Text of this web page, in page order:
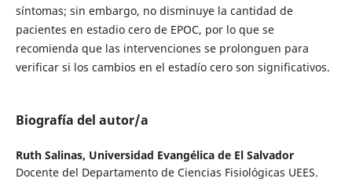
síntomas; sin embargo, no disminuye la cantidad de
pacientes en estadio cero de EPOC, por lo que se
recomienda que las intervenciones se prolonguen para
verificar si los cambios en el estadío cero son significativos.
Biografía del autor/a
Ruth Salinas, Universidad Evangélica de El Salvador
Docente del Departamento de Ciencias Fisiológicas UEES.